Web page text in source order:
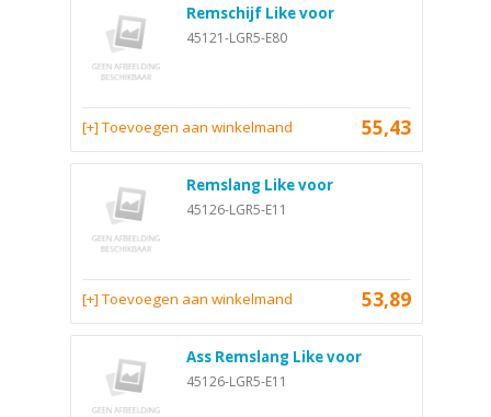
Remschijf Like voor
45121-LGR5-E80
55,43
[+] Toevoegen aan winkelmand
Remslang Like voor
45126-LGR5-E11
53,89
[+] Toevoegen aan winkelmand
Ass Remslang Like voor
45126-LGR5-E11